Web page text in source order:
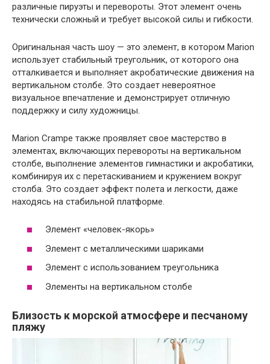
различные пируэты и перевороты. Этот элемент очень
технически сложный и требует высокой силы и гибкости.
Оригинальная часть шоу — это элемент, в котором Marion
использует стабильный треугольник, от которого она
отталкивается и выполняет акробатические движения на
вертикальном столбе. Это создает невероятное
визуальное впечатление и демонстрирует отличную
поддержку и силу художницы.
Marion Crampe также проявляет свое мастерство в
элементах, включающих перевороты на вертикальном
столбе, выполнение элементов гимнастики и акробатики,
комбинируя их с перетаскиванием и кружением вокруг
столба. Это создает эффект полета и легкости, даже
находясь на стабильной платформе.
Элемент «человек-якорь»
Элемент с металлическими шариками
Элемент с использованием треугольника
Элементы на вертикальном столбе
Близость к морской атмосфере и песчаному
пляжу